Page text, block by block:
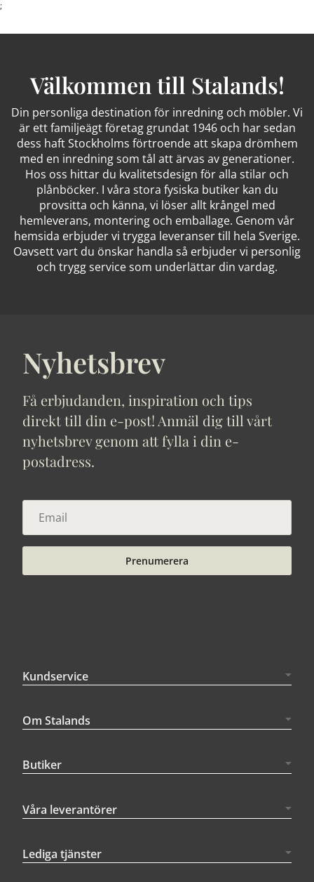
;
Välkommen till Stalands!
Din personliga destination för inredning och möbler. Vi
är ett familjeägt företag grundat 1946 och har sedan
dess haft Stockholms förtroende att skapa drömhem
med en inredning som tål att ärvas av generationer.
Hos oss hittar du kvalitetsdesign för alla stilar och
plånböcker. I våra stora fysiska butiker kan du
provsitta och känna, vi löser allt krångel med
hemleverans, montering och emballage. Genom vår
hemsida erbjuder vi trygga leveranser till hela Sverige.
Oavsett vart du önskar handla så erbjuder vi personlig
och trygg service som underlättar din vardag.
Nyhetsbrev
Få erbjudanden, inspiration och tips
direkt till din e-post! Anmäl dig till vårt
nyhetsbrev genom att fylla i din e-
postadress.
Prenumerera
Kundservice
Om Stalands
Butiker
Våra leverantörer
Lediga tjänster